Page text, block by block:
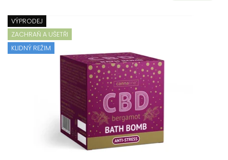
VÝPRODEJ
ZACHRAŇ A UŠETŘI
KLIDNÝ REŽIM